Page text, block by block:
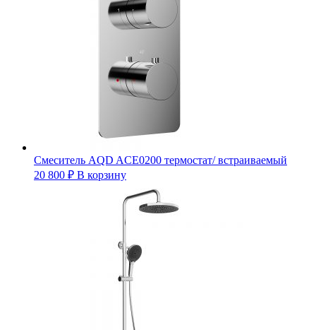
Смеситель AQD ACE0200 термостат/ встраиваемый
20 800 ₽ В корзину